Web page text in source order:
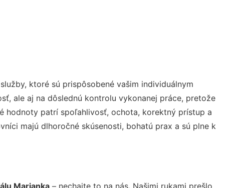
ktoré sú prispôsobené vašim individuálnym
ale aj na dôslednú kontrolu vykonanej práce, pretože
hodnoty patrí spoľahlivosť, ochota, korektný prístup a
majú dlhoročné skúsenosti, bohatú prax a sú plne k
Marianka– nechajte to na nás. Našimi rukami prešlo